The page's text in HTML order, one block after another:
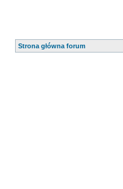
Strona główna forum